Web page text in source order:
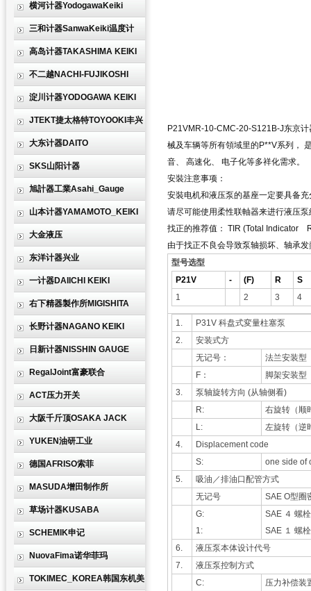
横河计器YodogawaKeiki
三和计器SanwaKeiki温度计
高岛计器TAKASHIMA KEIKI
不二越NACHI-FUJIKOSHI
淀川计器YODOGAWA KEIKI
JTEKT捷太格特TOYOOKI丰兴
大东计器DAITO
SKS山阳计器
旭計器工業Asahi_Gauge
山本计器YAMAMOTO_KEIKI
大金液压
东洋计器兴业
一计器DAIICHI KEIKI
右下精器製作所MIGISHITA
长野计器NAGANO KEIKI
日新计器NISSHIN GAUGE
RegalJoint富豪联合
ACT压力开关
大阪千斤顶OSAKA JACK
YUKEN油研工业
德国AFRISO索菲
MASUDA增田制作所
草场计器KUSABA
SCHEMIK申记
NuovaFima诺华菲玛
TOKIMEC_KOREA韩国东机美
P21VMR-10-CMC-20-S121B-J东京计
械及车辆等所有領域里的P**V系列，
音、 高速化、 电子化等多祥化需求。
安裝注意事项：
安裝电机和液压泵的基座一定要具备
请尽可能使用柔性联軸器来进行液压
找正的推荐值： TIR (Total Indicator
由于找正不良会导致泵轴损坏、轴承
型号选型
P21V
- (F) R
S
1
2 3 4
1.
P31V 科盘式変量柱塞泵
2.
安装式方
无记号：
法兰安装型
F：
脚架安装型
3.
泵轴旋转方向 (从轴侧看)
R:
右旋转（顺
L:
左旋转（逆
4.
Displacement code
S:
one side of
5.
吸油／排油口配管方式
无记号
SAE O型圈
G:
1:
SAE ４ 螺
SAE １ 螺
6.
液压泵本体设计代号
7.
液压泵控制方式
C:
压力补偿装